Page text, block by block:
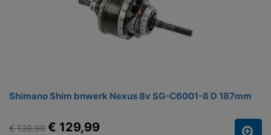
Shimano Shim bnwerk Nexus 8v SG-C6001-8 D 187mm
€ 139,99 € 129,99